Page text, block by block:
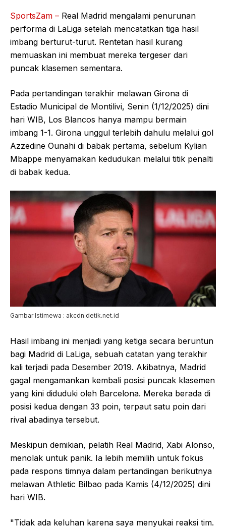
SportsZam – Real Madrid mengalami penurunan
performa di LaLiga setelah mencatatkan tiga hasil
imbang berturut-turut. Rentetan hasil kurang
memuaskan ini membuat mereka tergeser dari
puncak klasemen sementara.
Pada pertandingan terakhir melawan Girona di
Estadio Municipal de Montilivi, Senin (1/12/2025) dini
hari WIB, Los Blancos hanya mampu bermain
imbang 1-1. Girona unggul terlebih dahulu melalui gol
Azzedine Ounahi di babak pertama, sebelum Kylian
Mbappe menyamakan kedudukan melalui titik penalti
di babak kedua.
Gambar Istimewa : akcdn.detik.net.id
Hasil imbang ini menjadi yang ketiga secara beruntun
bagi Madrid di LaLiga, sebuah catatan yang terakhir
kali terjadi pada Desember 2019. Akibatnya, Madrid
gagal mengamankan kembali posisi puncak klasemen
yang kini diduduki oleh Barcelona. Mereka berada di
posisi kedua dengan 33 poin, terpaut satu poin dari
rival abadinya tersebut.
Meskipun demikian, pelatih Real Madrid, Xabi Alonso,
menolak untuk panik. Ia lebih memilih untuk fokus
pada respons timnya dalam pertandingan berikutnya
melawan Athletic Bilbao pada Kamis (4/12/2025) dini
hari WIB.
"Tidak ada keluhan karena saya menyukai reaksi tim.